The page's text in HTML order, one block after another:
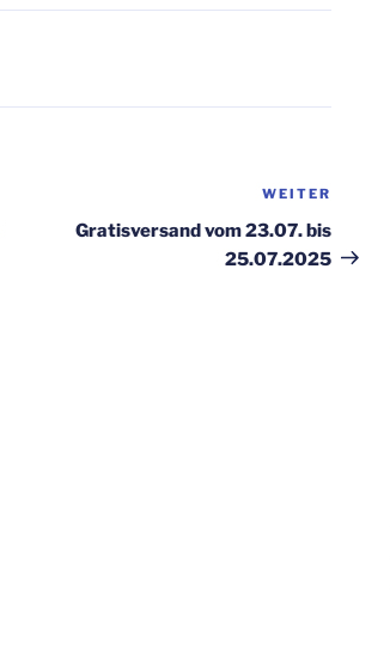
Beitrag
WEITER
Gratisversand vom 23.07. bis
25.07.2025